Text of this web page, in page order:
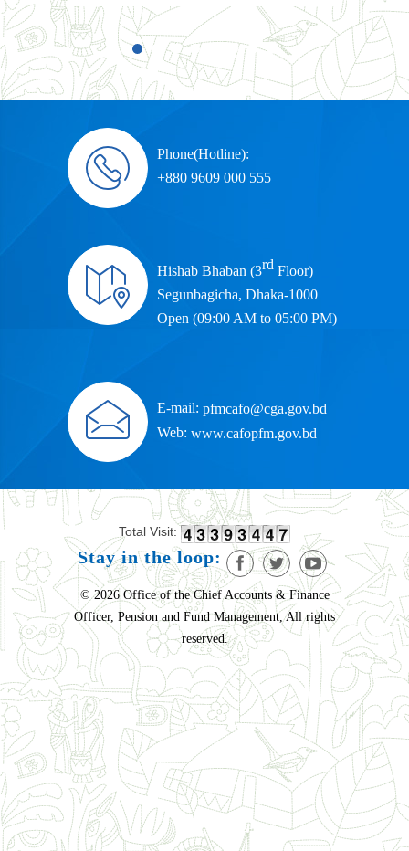
Phone(Hotline):
+880 9609 000 555
Hishab Bhaban (3rd Floor)
Segunbagicha, Dhaka-1000
Open (09:00 AM to 05:00 PM)
E-mail: pfmcafo@cga.gov.bd
Web: www.cafopfm.gov.bd
Total Visit:
Stay in the loop:
© 2026 Office of the Chief Accounts & Finance
Officer, Pension and Fund Management, All rights
reserved.